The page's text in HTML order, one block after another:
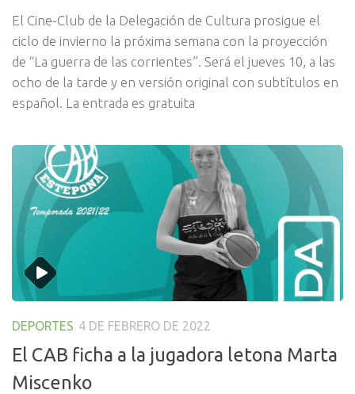
El Cine-Club de la Delegación de Cultura prosigue el
ciclo de invierno la próxima semana con la proyección
de “La guerra de las corrientes”. Será el jueves 10, a las
ocho de la tarde y en versión original con subtítulos en
español. La entrada es gratuita
DEPORTES 4 DE FEBRERO DE 2022
El CAB ficha a la jugadora letona Marta
Miscenko